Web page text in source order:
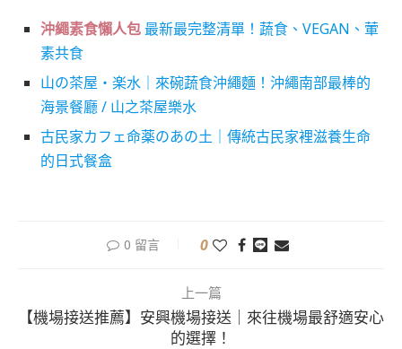
沖繩素食懶人包 最新最完整清單！蔬食、VEGAN、葷
素共食
山の茶屋・楽水｜來碗蔬食沖繩麵！沖繩南部最棒的
海景餐廳 / 山之茶屋樂水
古民家カフェ命薬のあの土｜傳統古民家裡滋養生命
的日式餐盒
0 留言 0
上一篇
【機場接送推薦】安興機場接送｜來往機場最舒適安心
的選擇！